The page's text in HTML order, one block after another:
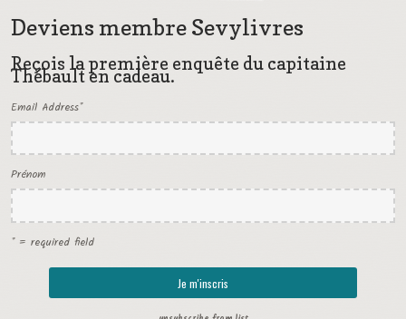
Deviens membre Sevylivres
Reçois la première enquête du capitaine
Thébault en cadeau.
Email Address*
Prénom
* = required field